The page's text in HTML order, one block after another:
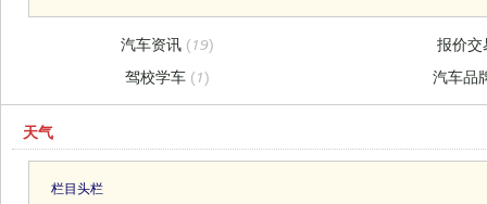
汽车资讯 (19)
报价
驾校学车 (1) 汽车品
天气
栏目头栏